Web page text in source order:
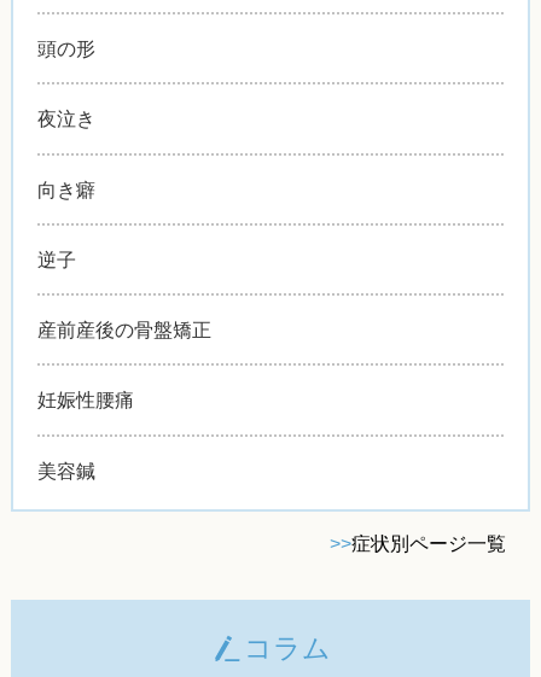
頭の形
夜泣き
向き癖
逆子
産前産後の骨盤矯正
妊娠性腰痛
美容鍼
>>症状別ページ一覧
コラム